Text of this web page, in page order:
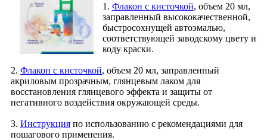
1. Флакон с кисточкой, объем 20 мл,
заправленный высококачественной,
быстросохнущей автоэмалью,
соответствующей заводскому цвету и
коду краски.
2. Флакон с кисточкой, объем 20 мл, заправленный
акриловым прозрачным, глянцевым лаком для
восстановления глянцевого эффекта и защиты от
негативного воздействия окружающей среды.
3. Инструкция по использованию с рекомендациями для
пошагового применения.